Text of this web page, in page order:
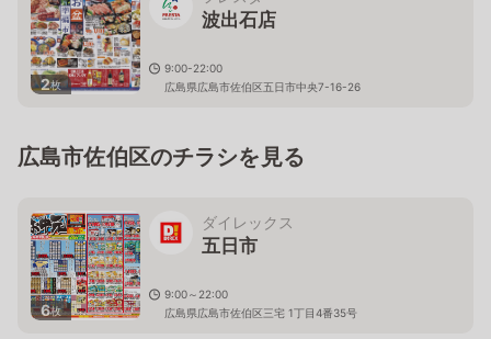
2枚
波出石店
9:00-22:00
広島県広島市佐伯区五日市中央7-16-26
広島市佐伯区のチラシを見る
6枚
ダイレックス
五日市
9:00～22:00
広島県広島市佐伯区三宅 1丁目4番35号